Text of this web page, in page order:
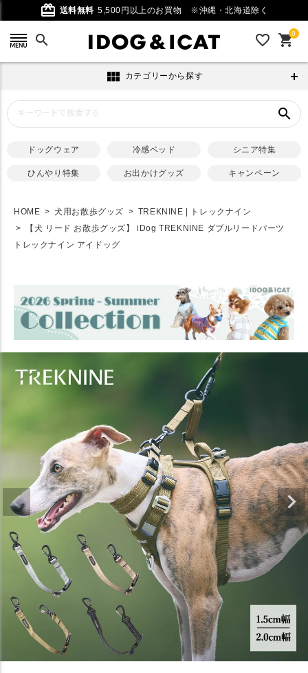
card_giftcard 送料無料 5,500円以上のお買物 ※沖縄・北海道除く
search favorite_outline 0
shopping_cart
view_module カテゴリーから探す
search
ドッグウェア 冷感ベッド シニア特集
ひんやり特集 お出かけグッズ キャンペーン
HOME 犬用お散歩グッズ
TREKNINE | トレックナイン
【犬 リード お散歩グッズ】 iDog TREKNINE ダブルリードパーツ
トレックナイン アイドッグ